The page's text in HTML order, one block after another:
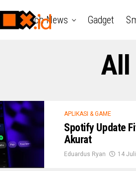
Tech News Gadget
All
APLIKASI & GAME
Spotify Update
Akurat
Eduardus Ryan 14